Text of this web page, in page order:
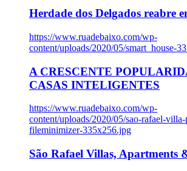
Herdade dos Delgados reabre
https://www.ruadebaixo.com/wp-
content/uploads/2020/05/smart_house-
A CRESCENTE
CASAS INTELIGENTES
https://www.ruadebaixo.com/wp-
content/uploads/2020/05/sao-rafael-
fileminimizer-335x256.jpg
São Rafael Villas, Apartments